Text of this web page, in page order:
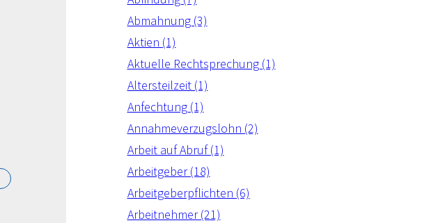
Abmahnung (3)
Aktien (1)
Aktuelle Rechtsprechung (1)
Altersteilzeit (1)
Anfechtung (1)
Annahmeverzugslohn (2)
Arbeit auf Abruf (1)
Arbeitgeber (18)
Arbeitgeberpflichten (6)
Arbeitnehmer (21)